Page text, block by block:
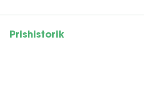
Prishistorik